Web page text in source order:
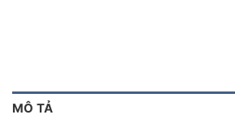
MÔ TẢ